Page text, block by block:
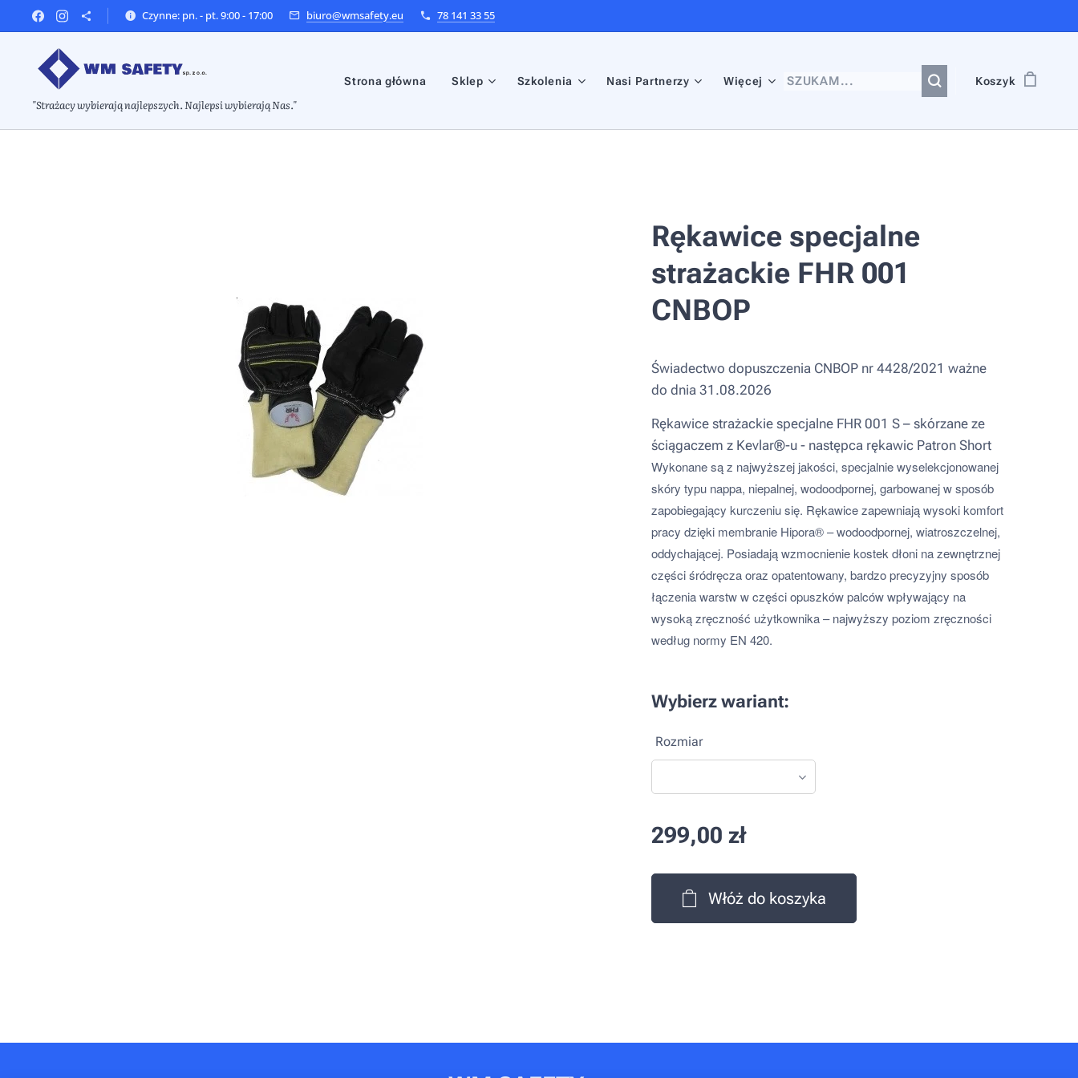
Czynne: pn. - pt. 9:00 - 17:00 biuro@wmsafety.eu 78 141 33 55
"Strażacy wybierają najlepszych. Najlepsi wybierają Nas."
Strona główna Sklep Szkolenia Nasi Partnerzy Więcej Koszyk
Rękawice specjalne
strażackie FHR 001
CNBOP
Świadectwo dopuszczenia CNBOP nr 4428/2021 ważne
do dnia 31.08.2026
Rękawice strażackie specjalne FHR 001 S – skórzane ze
ściągaczem z Kevlar®-u - następca rękawic Patron Short
Wykonane są z najwyższej jakości, specjalnie wyselekcjonowanej
skóry typu nappa, niepalnej, wodoodpornej, garbowanej w sposób
zapobiegający kurczeniu się. Rękawice zapewniają wysoki komfort
pracy dzięki membranie Hipora® – wodoodpornej, wiatroszczelnej,
oddychającej. Posiadają wzmocnienie kostek dłoni na zewnętrznej
części śródręcza oraz opatentowany, bardzo precyzyjny sposób
łączenia warstw w części opuszków palców wpływający na
wysoką zręczność użytkownika – najwyższy poziom zręczności
według normy EN 420.
Wybierz wariant:
Rozmiar
299,00 zł
Włóż do koszyka